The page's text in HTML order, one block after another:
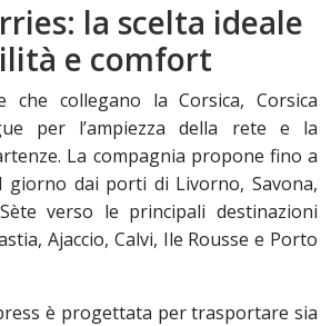
la scelta ideale
e comfort
che collegano la Corsica, Corsica
per l’ampiezza della rete e la
La compagnia propone fino a
giorno dai porti di Livorno, Savona,
verso le principali destinazioni
Ajaccio, Calvi, Ile Rousse e Porto
è progettata per trasportare sia